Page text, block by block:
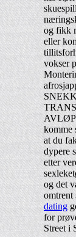
og fikk
eller
vokser
AVLØP
komme
at du
dypere
etter
og det
omtrent
dating
for
Street i